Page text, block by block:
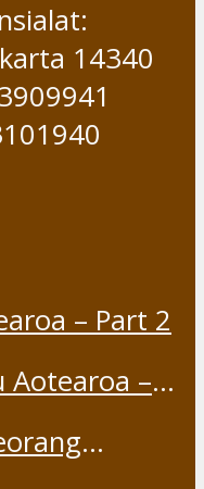
14340
– Part 2
Aotearoa –